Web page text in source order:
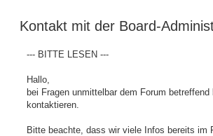
Kontakt mit der Board-
--- BITTE LESEN ---
Hallo,
bei Fragen unmittelbar dem Forum
kontaktieren.
Bitte beachte, dass wir viele Infos bereits im